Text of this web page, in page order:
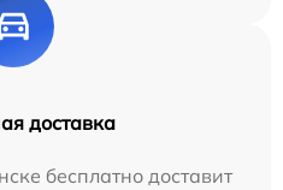
доставка
бесплатно доставит